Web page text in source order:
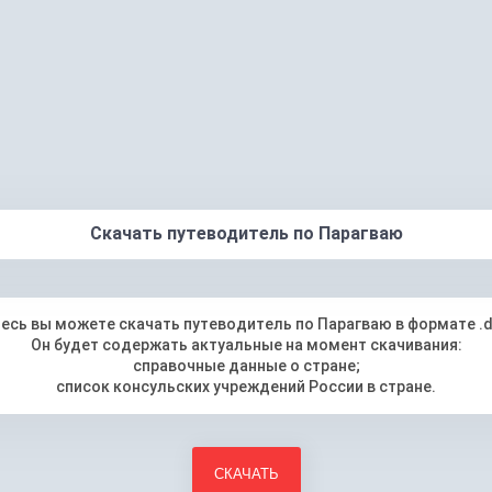
Скачать путеводитель по Парагваю
вы можете скачать путеводитель по Парагваю в формате
Он будет содержать актуальные на момент скачивания:
справочные данные о стране;
список консульских учреждений России в стране.